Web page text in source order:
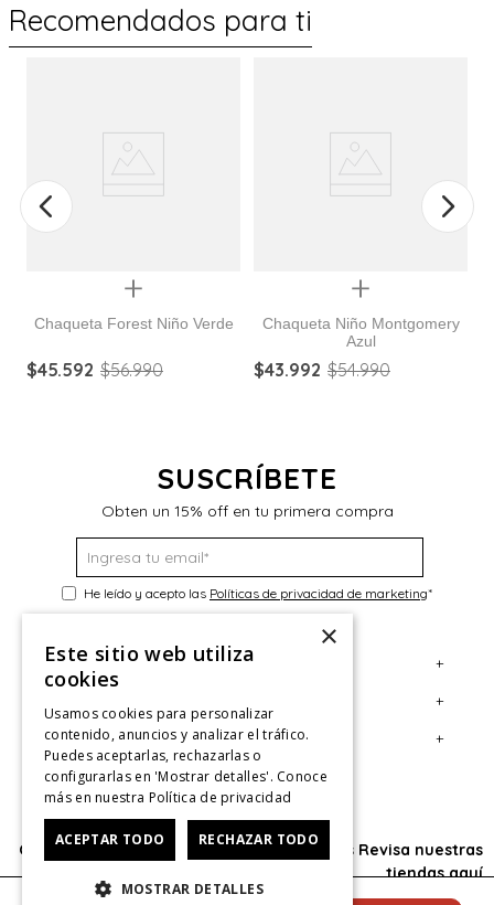
Recomendados para ti
Quickview
Chaqueta Forest Niño Verde
$45.592 $56.990
Quickview
Chaqueta Niño Montgomery
Azul
$43.992 $54.990
SUSCRÍBETE
Obten un 15% off en tu primera compra
He leído y acepto las Políticas de privacidad de marketing*
Servicio al Consumidor +
Centro de Ayuda
Contáctanos
Giftcard
Retiro en tienda
CyberMonday
+
Términos y Condiciones
Políticas de Despacho
Cambios, Retracto y Garantía
Política de Privacidad de Marketing
Cuenta +
Mi Cuenta
Sigue tu compra
¿Dónde viene mi compra?
Oficina: Av. Las Condes #11281 - Las Condes Revisa nuestras
tiendasaquí
© 2025 HushPuppies Kids derechos de autor
×
Este sitio web utiliza
cookies
Usamos cookies para personalizar
contenido, anuncios y analizar el tráfico.
Puedes aceptarlas, rechazarlas o
configurarlas en 'Mostrar detalles'. Conoce
más en nuestra Política de privacidad
ACEPTAR TODO RECHAZAR TODO
MOSTRAR DETALLES